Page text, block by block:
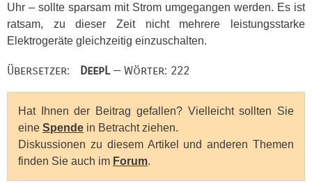
Uhr – sollte sparsam mit Strom umgegangen werden. Es ist
ratsam, zu dieser Zeit nicht mehrere leistungsstarke
Elektrogeräte gleichzeitig einzuschalten.
Übersetzer: DeepL— Wörter: 222
Hat Ihnen der Beitrag gefallen? Vielleicht sollten Sie
eine Spende in Betracht ziehen.
Diskussionen zu diesem Artikel und anderen Themen
finden Sie auch im Forum.